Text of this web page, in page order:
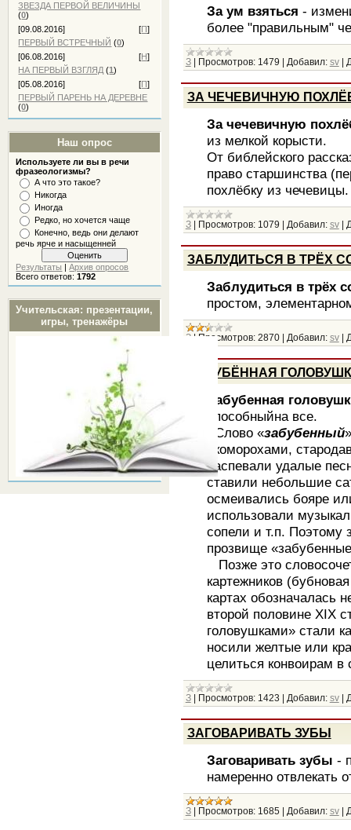
ЗВЕЗДА ПЕРВОЙ ВЕЛИЧИНЫ
(0)
[09.08.2016]
[П]
ПЕРВЫЙ ВСТРЕЧНЫЙ (0)
[06.08.2016]
[Н]
НА ПЕРВЫЙ ВЗГЛЯД (1)
[05.08.2016]
[П]
ПЕРВЫЙ ПАРЕНЬ НА ДЕРЕВНЕ
(0)
Наш опрос
Используете ли вы в речи
фразеологизмы?
А что это такое?
Никогда
Иногда
Редко, но хочется чаще
Конечно, ведь они делают
речь ярче и насыщенней
Результаты |Архив опросов
Всего ответов:1792
Учительская: презентации,
игры, тренажёры
За ум взяться -
более "правильным"
З| Просмотров: 1479 | Добавил: sv|
ЗА ЧЕЧЕВИЧНУЮ
За чечевичную
из мелкой корысти.
От библейского
право старшинства
похлёбку из чечевицы.
З| Просмотров: 1079 | Добавил: sv|
ЗАБЛУДИТЬСЯ В ТРЁХ
Заблудиться в трёх
простом,
З| Просмотров: 2870| Добавил: sv|
ЗАБУБЁННАЯ
Забубенная
способныйна все.
Слово «забубенный
скоморохами,
распевали удалые
ставили небольшие
осмеивались бояре
использовали
сопели и т.п. Поэтому
прозвище
Позже это
картежников
картах обозначалась
второй половине XIX
головушками» стали
носили желтые или
целиться конвоирам в
З| Просмотров: 1423 | Добавил: sv|
ЗАГОВАРИВАТЬ ЗУБЫ
Заговаривать зубы -
намеренно отвлекать
З| Просмотров: 1685| Добавил: sv|